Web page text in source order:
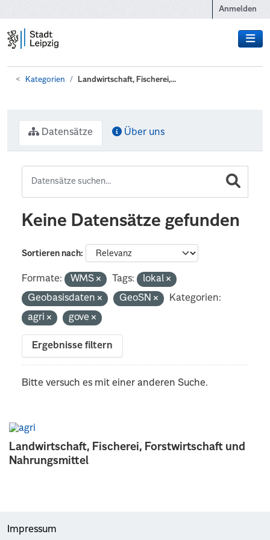
Anmelden
Kategorien Landwirtschaft, Fischerei,...
Landwirtschaft, Fischerei, Forstwirtschaft und
Nahrungsmittel
Datensätze Über uns
Keine Datensätze gefunden
Sortieren nach
Formate: WMS Tags:
lokal
Geobasisdaten
GeoSN
Kategorien:
agri
gove
Ergebnisse filtern
Bitte versuch es mit einer anderen Suche.
Impressum